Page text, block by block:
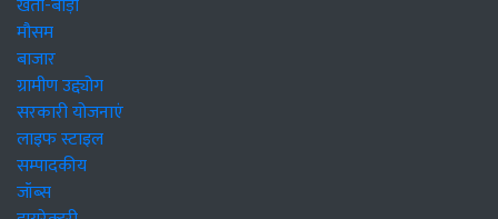
मौसम
बाजार
ग्रामीण उद्द्योग
सरकारी योजनाएं
लाइफ स्टाइल
सम्पादकीय
जॉब्स